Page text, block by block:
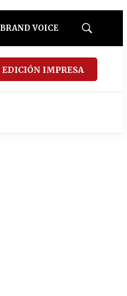
BRAND VOICE
Mostrar
EDICIÓN IMPRESA